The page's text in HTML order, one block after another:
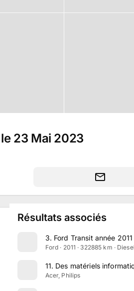
23 Mai 2023
Résultats associés
3. Ford Transit année
Ford · 2011 · 322885 km · Diesel
11. Des matériels
Acer, Philips